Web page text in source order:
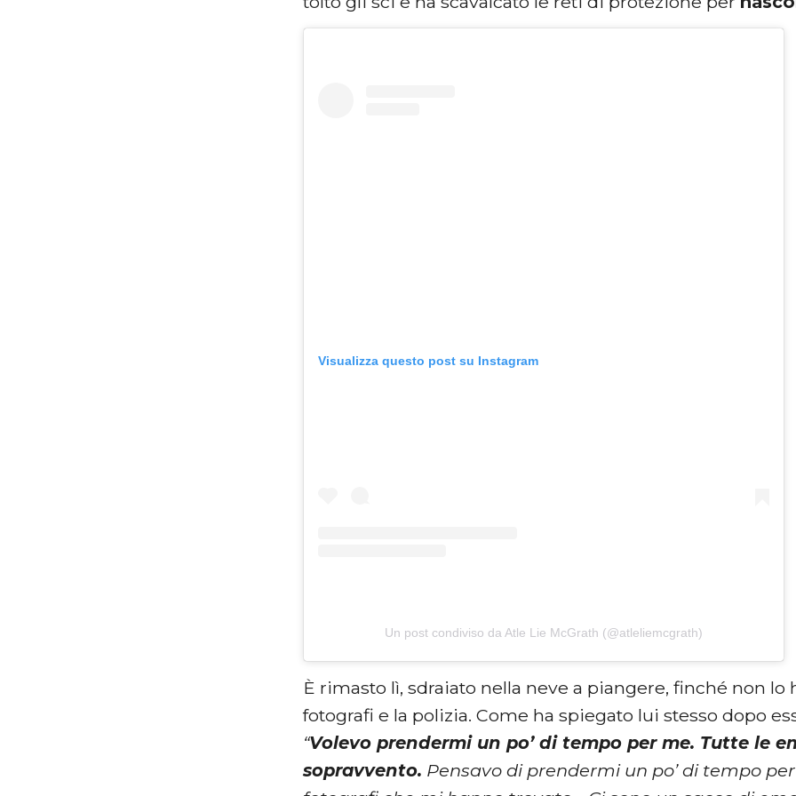
Visualizza questo post su Instagram
Un post condiviso da Atle Lie McGrath (@atleliemcgrath)
È rimasto lì, sdraiato nella neve a piangere, finché non
fotografi e la polizia. Come ha spiegato lui stesso dopo
“Volevo prendermi un po’ di tempo per me. Tutte le
sopravvento. Pensavo di prendermi un po’ di tempo